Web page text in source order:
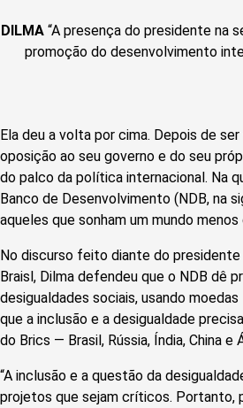
DILMA “A presença do presidente na
promoção do desenvolvimento
Ela deu a volta por cima. Depois de
oposição ao seu governo e do seu
do palco da política internacional. Na
Banco de Desenvolvimento (NDB, na
aqueles que sonham um mundo menos
No discurso feito diante do presidente
Braisl, Dilma defendeu que o NDB dê
desigualdades sociais, usando
que a inclusão e a desigualdade
do Brics — Brasil, Rússia, Índia, China e
“A inclusão e a questão da
projetos que sejam críticos. Portanto,